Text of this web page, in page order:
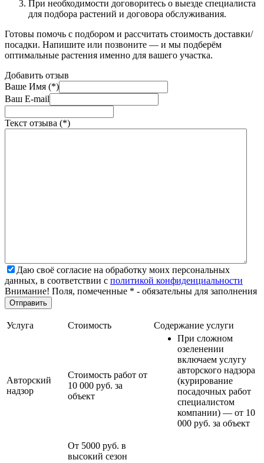
При необходимости договоритесь о выезде специалиста
для подбора растений и договора обслуживания.
Готовы помочь с подбором и рассчитать стоимость доставки/
посадки. Напишите или позвоните — и мы подберём
оптимальные растения именно для вашего участка.
Добавить отзыв
Ваше Имя (*)
Ваш E-mail
Текст отзыва (*)
Даю своё согласие на обработку моих персональных
данных, в соответствии с политикой конфиденциальности
Внимание! Поля, помеченные * - обязательны для заполнения
Услуга Стоимость Содержание услуги
Авторский
надзор
Стоимость работ от
10 000 руб. за
объект
При сложном
озеленении
включаем услугу
авторского надзора
(курирование
посадочных работ
специалистом
компании) — от 10
000 руб. за объект
От 5000 руб. в
высокий сезон